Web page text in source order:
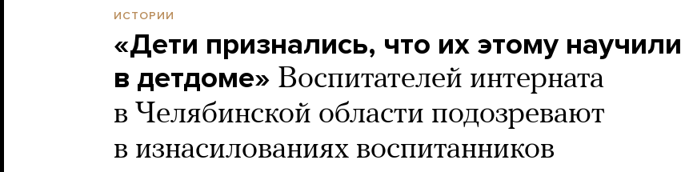
ИСТОРИИ
«Дети признались, что их этому научили
в детдоме» Воспитателей интерната
в Челябинской области подозревают
в изнасилованиях воспитанников